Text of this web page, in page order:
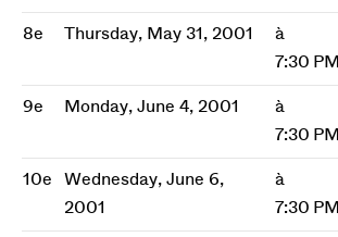
8e Thursday, May 31, 2001
à
7:30 PM
9e Monday, June 4, 2001
à
7:30 PM
10e
Wednesday, June 6,
2001
à
7:30 PM